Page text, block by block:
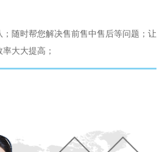
随时帮您解决售前售中售后等问题；让
大大提高；